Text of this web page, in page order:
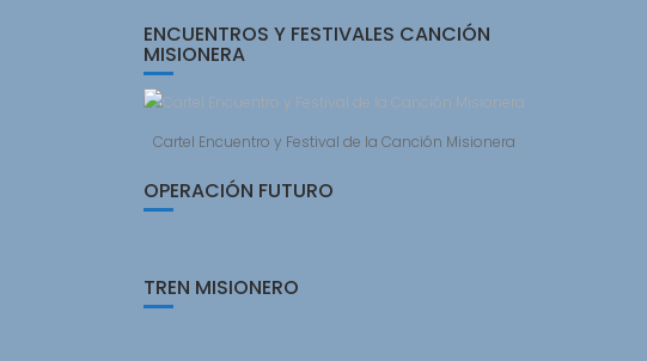
ENCUENTROS Y FESTIVALES CANCIÓN
MISIONERA
Cartel Encuentro y Festival de la Canción Misionera
OPERACIÓN FUTURO
TREN MISIONERO